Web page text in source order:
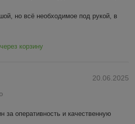
но всё необходимое под рукой, в
корзину
20.06.2025
за оперативность и качественную